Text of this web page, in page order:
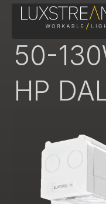
Lichtbandeinsatz
50-
HP